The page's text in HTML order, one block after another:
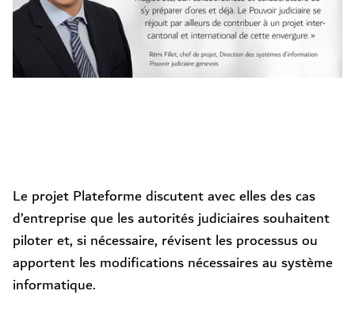
Le projet Plateforme discutent avec elles des cas
d’entreprise que les autorités judiciaires souhaitent
piloter et, si nécessaire, révisent les processus ou
apportent les modifications nécessaires au système
informatique.